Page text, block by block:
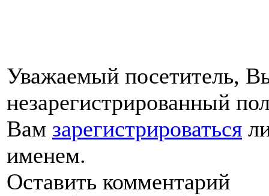
Уважаемый посетитель,
незарегистрированный
Вам зарегистрироваться
именем.
Оставить комментарий